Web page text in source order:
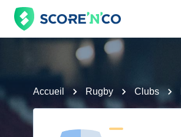
Accueil Rugby Clubs